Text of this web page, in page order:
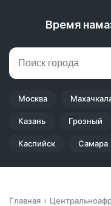
Время
Москва
Казань Грозный
Каспийск Самара
Главная